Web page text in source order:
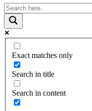
Exact matches only
Search in title
Search in content